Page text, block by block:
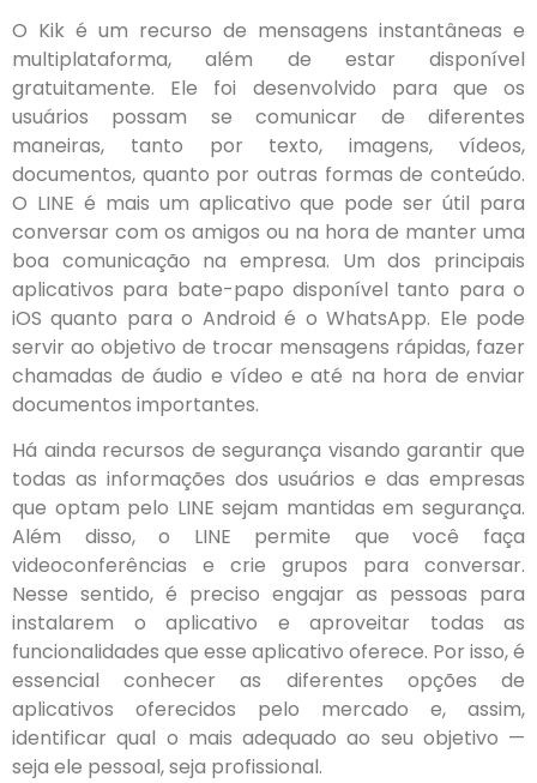
O Kik é um recurso de mensagens instantâneas e
multiplataforma, além de estar disponível
gratuitamente. Ele foi desenvolvido para que os
usuários possam se comunicar de diferentes
maneiras, tanto por texto, imagens, vídeos,
documentos, quanto por outras formas de conteúdo.
O LINE é mais um aplicativo que pode ser útil para
conversar com os amigos ou na hora de manter uma
boa comunicação na empresa. Um dos principais
aplicativos para bate-papo disponível tanto para o
iOS quanto para o Android é o WhatsApp. Ele pode
servir ao objetivo de trocar mensagens rápidas, fazer
chamadas de áudio e vídeo e até na hora de enviar
documentos importantes.
Há ainda recursos de segurança visando garantir que
todas as informações dos usuários e das empresas
que optam pelo LINE sejam mantidas em segurança.
Além disso, o LINE permite que você faça
videoconferências e crie grupos para conversar.
Nesse sentido, é preciso engajar as pessoas para
instalarem o aplicativo e aproveitar todas as
funcionalidades que esse aplicativo oferece. Por isso, é
essencial conhecer as diferentes opções de
aplicativos oferecidos pelo mercado e, assim,
identificar qual o mais adequado ao seu objetivo —
seja ele pessoal, seja profissional.